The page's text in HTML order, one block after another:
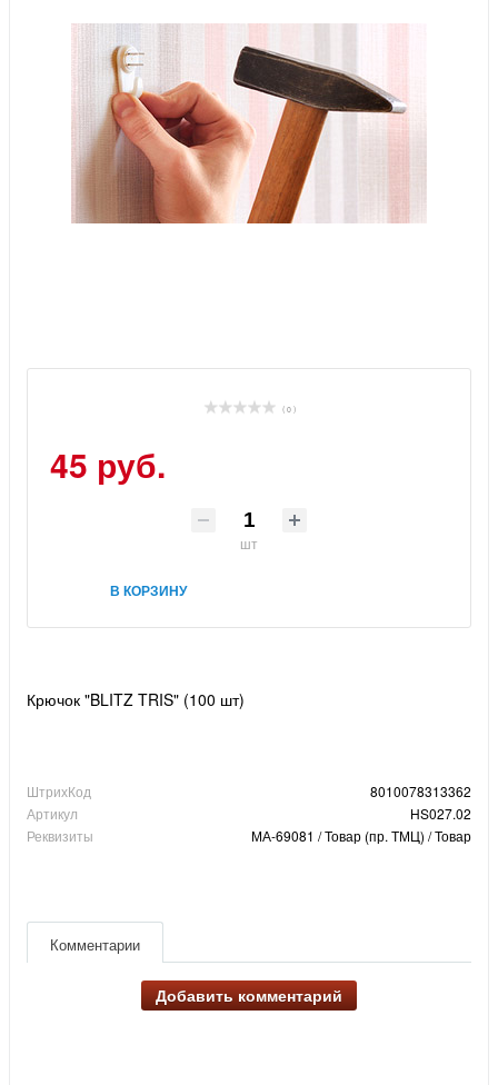
( 0 )
45 руб.
шт
В КОРЗИНУ
Крючок "BLITZ TRIS" (100 шт)
ШтрихКод
8010078313362
Артикул
HS027.02
Реквизиты
МА-69081 / Товар (пр. ТМЦ) / Товар
Комментарии
Добавить комментарий